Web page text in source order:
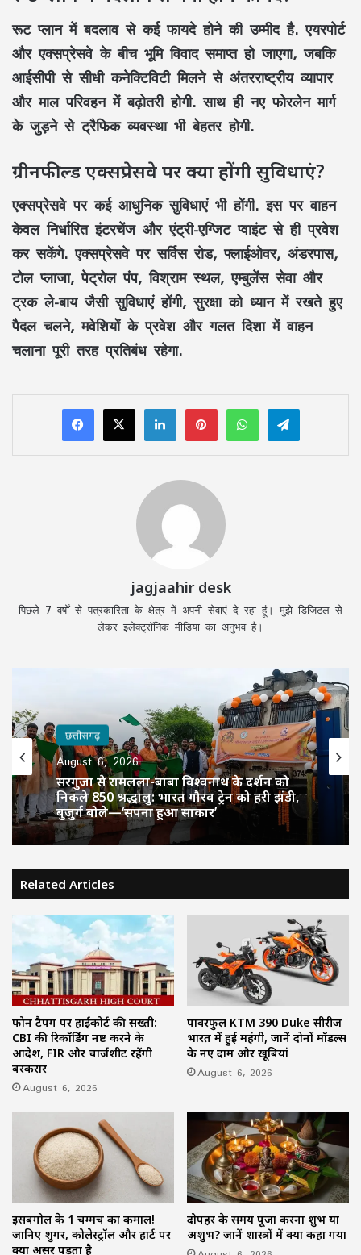
रूट प्लान में बदलाव से कई फायदे होने की उम्मीद है. एयरपोर्ट
और एक्सप्रेसवे के बीच भूमि विवाद समाप्त हो जाएगा, जबकि
आईसीपी से सीधी कनेक्टिविटी मिलने से अंतरराष्ट्रीय व्यापार
और माल परिवहन में बढ़ोतरी होगी. साथ ही नए फोरलेन मार्ग
के जुड़ने से ट्रैफिक व्यवस्था भी बेहतर होगी.
ग्रीनफील्ड एक्सप्रेसवे पर क्या होंगी सुविधाएं?
एक्सप्रेसवे पर कई आधुनिक सुविधाएं भी होंगी. इस पर वाहन
केवल निर्धारित इंटरचेंज और एंट्री-एग्जिट प्वाइंट से ही प्रवेश
कर सकेंगे. एक्सप्रेसवे पर सर्विस रोड, फ्लाईओवर, अंडरपास,
टोल प्लाजा, पेट्रोल पंप, विश्राम स्थल, एम्बुलेंस सेवा और
ट्रक ले-बाय जैसी सुविधाएं होंगी, सुरक्षा को ध्यान में रखते हुए
पैदल चलने, मवेशियों के प्रवेश और गलत दिशा में वाहन
चलाना पूरी तरह प्रतिबंध रहेगा.
LinkedInPinterestWhatsAppTelegram
jagjaahir desk
पिछले 7 वर्षों से पत्रकारिता के क्षेत्र में अपनी सेवाएं दे रहा हूं। मुझे डिजिटल से
लेकर इलेक्ट्रॉनिक मीडिया का अनुभव है।
छत्तीसगढ़
August 6, 2026
सरगुजा से रामलला-बाबा विश्वनाथ के दर्शन को
निकले 850 श्रद्धालु: भारत गौरव ट्रेन को हरी झंडी,
बुजुर्ग बोले—‘सपना हुआ साकार’
Related Articles
फोन टैपिंग पर हाईकोर्ट की सख्ती:
CBI की रिकॉर्डिंग नष्ट करने के
आदेश, FIR और चार्जशीट रहेंगी
बरकरार
August 6, 2026
पावरफुल KTM 390 Duke सीरीज
भारत में हुई महंगी, जानें दोनों मॉडल्स
के नए दाम और खूबियां
August 6, 2026
इसबगोल के 1 चम्मच का कमाल!
जानिए शुगर, कोलेस्ट्रॉल और हार्ट पर
क्या असर पड़ता है
दोपहर के समय पूजा करना शुभ या
अशुभ? जानें शास्त्रों में क्या कहा गया